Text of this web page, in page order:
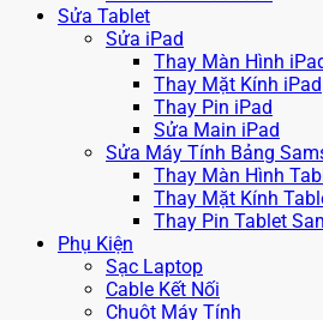
Sửa Tablet
Sửa iPad
Thay Màn Hình
Thay Mặt Kính iPad
Thay Pin iPad
Sửa Main iPad
Sửa Máy Tính Bảng
Thay Màn Hình
Thay Mặt Kính
Thay Pin Tablet
Phụ Kiện
Sạc Laptop
Cable Kết Nối
Chuột Máy Tính